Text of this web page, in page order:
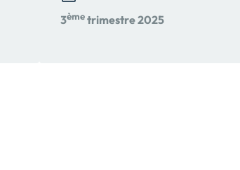
3èmetrimestre 2025